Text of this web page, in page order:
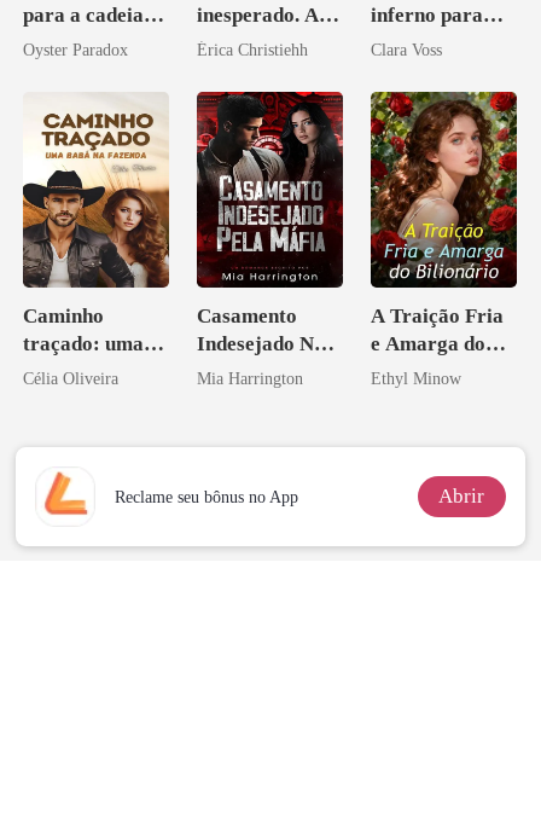
para a cadeia?
Agora me
Oyster Paradox
inesperado. A
noite que mudou
Érica Christiehh
inferno para
reivindicar meu
Clara Voss
Caminho
traçado: uma
babá na fazenda
Célia Oliveira
Casamento
Indesejado Na
Máfia
Mia Harrington
A Traição Fria
e Amarga do
Bilionário
Ethyl Minow
Reclame seu bônus no App Abrir